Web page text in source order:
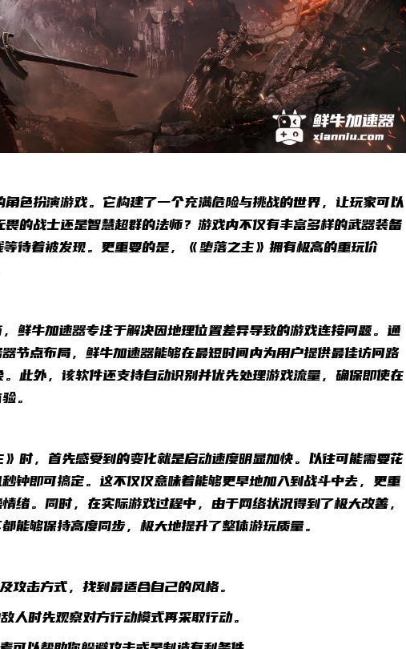
色扮演游戏。它构建了一个充满危险与挑战的世界，让玩家可以
的战士还是智慧超群的法师？游戏内不仅有丰富多样的武器装备
待着被发现。更重要的是，《堕落之主》拥有极高的重玩价
鲜牛加速器专注于解决因地理位置差异导致的游戏连接问题。通
节点布局，鲜牛加速器能够在最短时间内为用户提供最佳访问路
此外，该软件还支持自动识别并优先处理游戏流量，确保即使在
。
时，首先感受到的变化就是启动速度明显加快。以往可能需要花
钟即可搞定。这不仅仅意味着能够更早地加入到战斗中去，更重
绪。同时，在实际游戏过程中，由于网络状况得到了极大改善，
能够保持高度同步，极大地提升了整体游玩质量。
攻击方式，找到最适合自己的风格。
人时先观察对方行动模式再采取行动。